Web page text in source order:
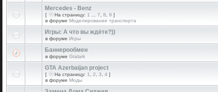
Mercedes - Benz
[ На страницу: 1 7 8 9 ]
в форуме Моделирование транспорта
Игры: А что вы ждёте?))
в форуме Игры
Баннерообмен
в форуме Gtalark
GTA Azerbaijan project
[ На страницу: 1 2 3 4 ]
в форуме Моды